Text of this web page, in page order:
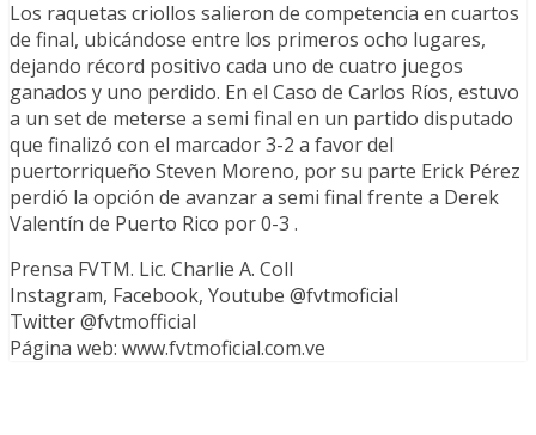
Los raquetas criollos salieron de competencia en cuartos
de final, ubicándose entre los primeros ocho lugares,
dejando récord positivo cada uno de cuatro juegos
ganados y uno perdido. En el Caso de Carlos Ríos, estuvo
a un set de meterse a semi final en un partido disputado
que finalizó con el marcador 3-2 a favor del
puertorriqueño Steven Moreno, por su parte Erick Pérez
perdió la opción de avanzar a semi final frente a Derek
Valentín de Puerto Rico por 0-3 .
Prensa FVTM. Lic. Charlie A. Coll
Instagram, Facebook, Youtube @fvtmoficial
Twitter @fvtmofficial
Página web: www.fvtmoficial.com.ve